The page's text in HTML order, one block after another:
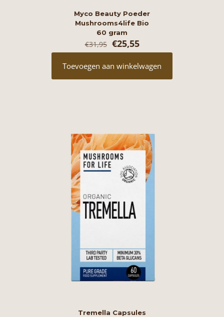
Myco Beauty Poeder
Mushrooms4life Bio
60 gram
€31,95 Oorspronkelijke
prijs
was:
€31,95.
€25,55Huidige
prijs
is:
€25,55.
Toevoegen aan winkelwagen
Tremella Capsules